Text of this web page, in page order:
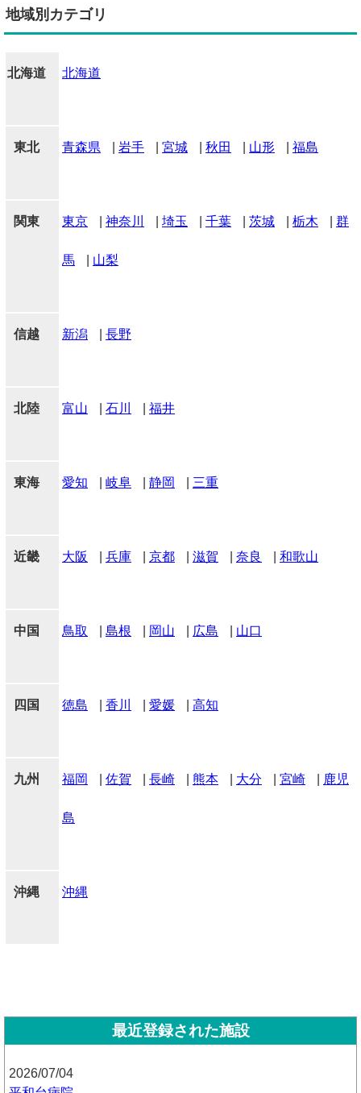
地域別カテゴリ
北海道 北海道
東北 青森県 岩手 宮城 秋田 山形 福島
関東 東京 神奈川 埼玉 千葉 茨城 栃木 群
馬 山梨
信越 新潟 長野
北陸 富山 石川 福井
東海 愛知 岐阜 静岡 三重
近畿 大阪 兵庫 京都 滋賀 奈良 和歌山
中国 鳥取 島根 岡山 広島 山口
四国 徳島 香川 愛媛 高知
九州 福岡 佐賀 長崎 熊本 大分 宮崎 鹿児
島
沖縄 沖縄
最近登録された施設
2026/07/04